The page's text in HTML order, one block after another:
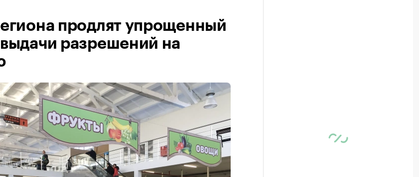
продлят упрощенный
разрешений на